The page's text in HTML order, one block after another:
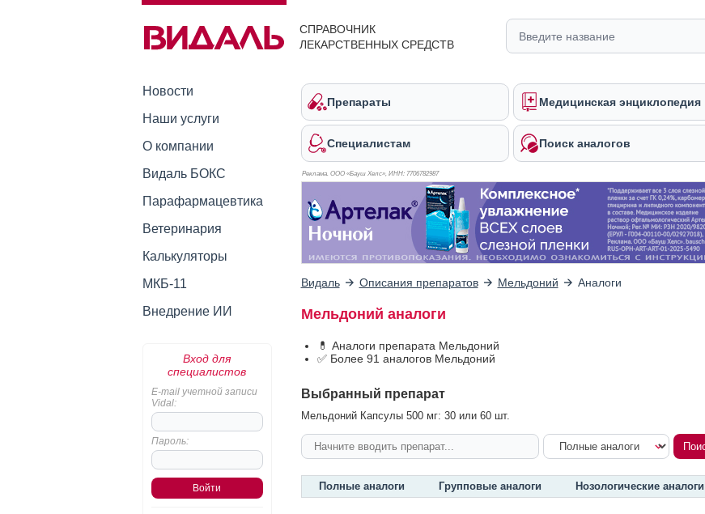
СПРАВОЧНИК
ЛЕКАРСТВЕННЫХ СРЕДСТВ
Новости
Наши услуги
О компании
Видаль БОКС
Парафармацевтика
Ветеринария
Калькуляторы
МКБ-11
Внедрение ИИ
Вход для
специалистов
E-mail учетной записи
Vidal:
Пароль:
Препараты Медицинская энциклопедия
Специалистам Поиск аналогов
Реклама. ООО «Бауш Хелс», ИНН: 7706782987
Видаль Описания препаратов Мельдоний Аналоги
Мельдоний аналоги
💊 Аналоги препарата Мельдоний
✅ Более 91 аналогов Мельдоний
Выбранный препарат
Мельдоний Капсулы 500 мг: 30 или 60 шт.
Полные аналоги Групповые аналоги Нозологические аналоги